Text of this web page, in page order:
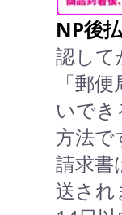
NP後
認して
「郵
いでき
方法で
請求書
送され